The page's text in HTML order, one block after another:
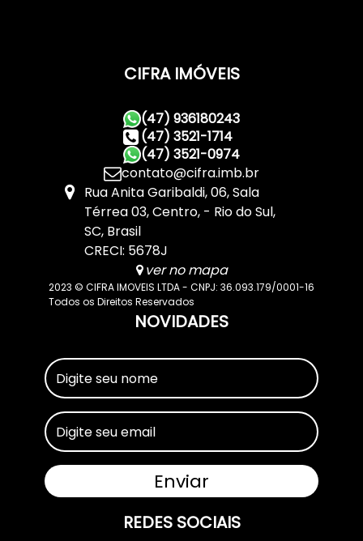
CIFRA IMÓVEIS
(47) 936180243
(47) 3521-1714
(47) 3521-0974
contato@cifra.imb.br
Rua Anita Garibaldi,06,Sala
Térrea 03,Centro, Rio do Sul,
SC, Brasil
CRECI: 5678J
ver no mapa
2023 © CIFRA IMOVEIS LTDA - CNPJ: 36.093.179/0001-16
Todos os Direitos Reservados
NOVIDADES
REDES SOCIAIS